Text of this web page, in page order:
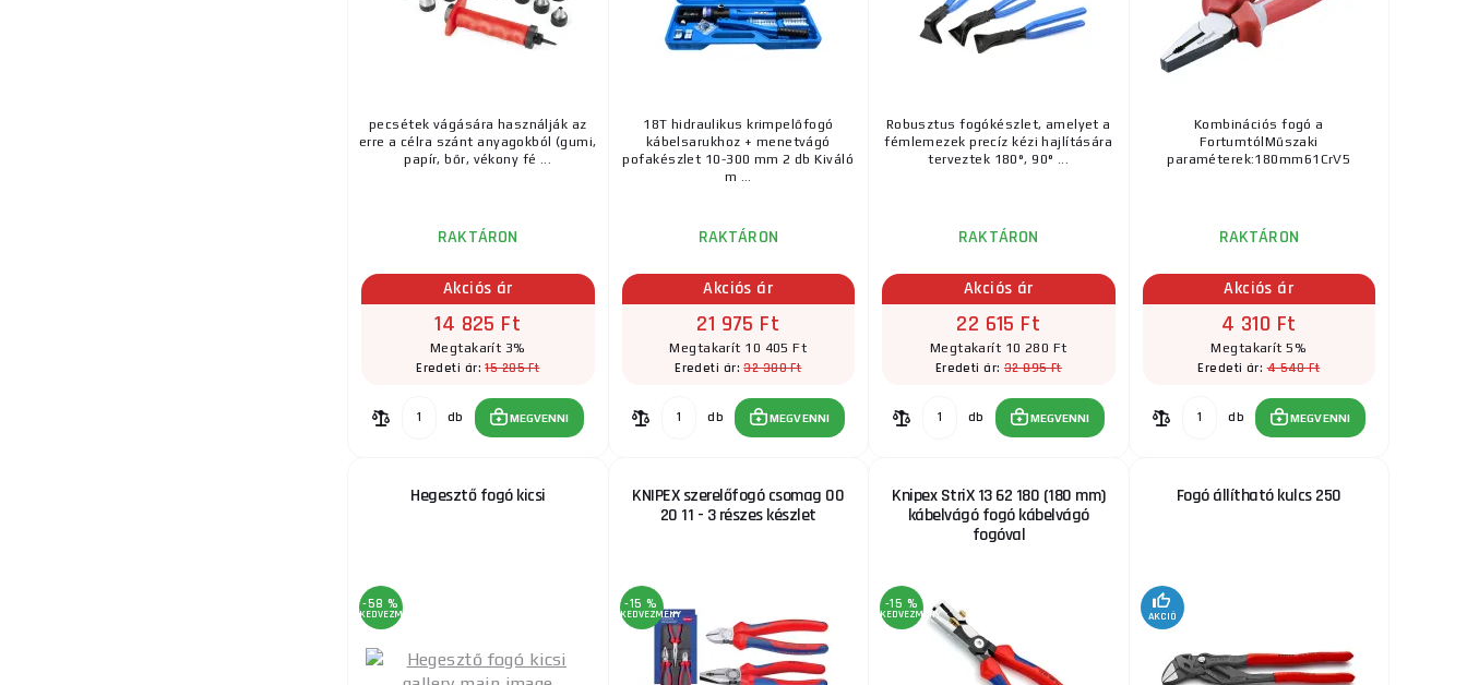
pecsétek vágására használják az
erre a célra szánt anyagokból (gumi,
papír, bőr, vékony fé ...
RAKTÁRON
Akciós ár
14 825 Ft
Megtakarít 3%
Eredeti ár:15 285 Ft
db MEGVENNI
18T hidraulikus krimpelőfogó
kábelsarukhoz + menetvágó
pofakészlet 10-300 mm 2 db Kiváló
m ...
RAKTÁRON
Akciós ár
21 975 Ft
Megtakarít 10 405 Ft
Eredeti ár:32 380 Ft
db MEGVENNI
Robusztus fogókészlet, amelyet a
fémlemezek precíz kézi hajlítására
terveztek 180°, 90° ...
RAKTÁRON
Akciós ár
22 615 Ft
Megtakarít 10 280 Ft
Eredeti ár: 32 895 Ft
db MEGVENNI
Kombinációs fogó a
FortumtólMűszaki
paraméterek:180mm61CrV5
RAKTÁRON
Akciós ár
4 310 Ft
Megtakarít 5%
Eredeti ár:4 540 Ft
db MEGVENNI
Hegesztő fogó kicsi
-58 %
KEDVEZMÉNY
KNIPEX szerelőfogó csomag 00
20 11 - 3 részes készlet
-15 %
KEDVEZMÉNY
Knipex StriX 13 62 180 (180 mm)
kábelvágó fogó kábelvágó
fogóval
-15 %
KEDVEZMÉNY
Fogó állítható kulcs 250
AKCIÓ